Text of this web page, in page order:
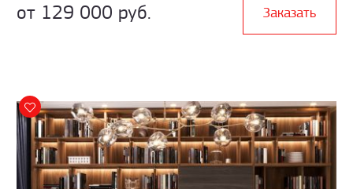
от 129 000 руб. Заказать